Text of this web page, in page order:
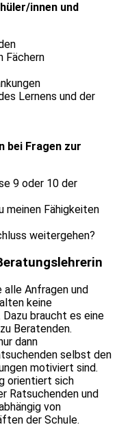
innen und
Fächern
Lernens und der
bei Fragen zur
9 oder 10 der
meinen Fähigkeiten
weitergehen?
alle Anfragen und
keine
braucht es eine
Beratenden.
dann
selbst den
motiviert sind.
orientiert sich
Ratsuchenden und
von
der Schule.